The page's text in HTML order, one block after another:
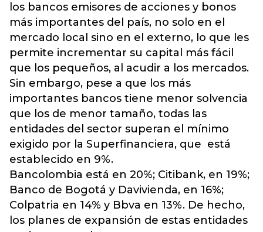
los bancos emisores de acciones y bonos
más importantes del país, no solo en el
mercado local sino en el externo, lo que les
permite incrementar su capital más fácil
que los pequeños, al acudir a los mercados.
Sin embargo, pese a que los más
importantes bancos tiene menor solvencia
que los de menor tamaño, todas las
entidades del sector superan el mínimo
exigido por la Superfinanciera, que está
establecido en 9%.
Bancolombia está en 20%; Citibank, en 19%;
Banco de Bogotá y Davivienda, en 16%;
Colpatria en 14% y Bbva en 13%. De hecho,
los planes de expansión de estas entidades